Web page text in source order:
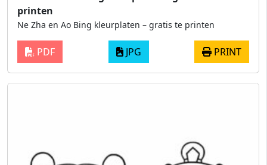
printen
Ne Zha en Ao Bing kleurplaten – gratis te printen
PDF JPG PRINT